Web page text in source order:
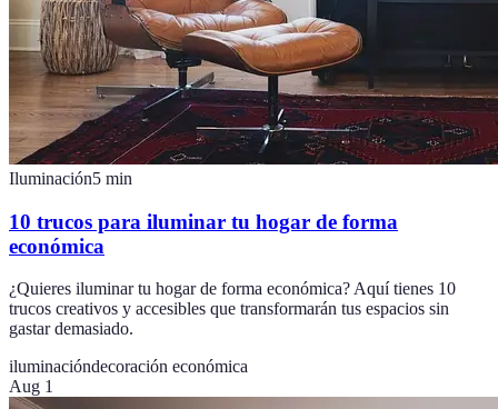
Iluminación5 min
10 trucos para iluminar tu hogar de forma
económica
¿Quieres iluminar tu hogar de forma económica? Aquí tienes 10
trucos creativos y accesibles que transformarán tus espacios sin
gastar demasiado.
iluminacióndecoración económica
Aug 1